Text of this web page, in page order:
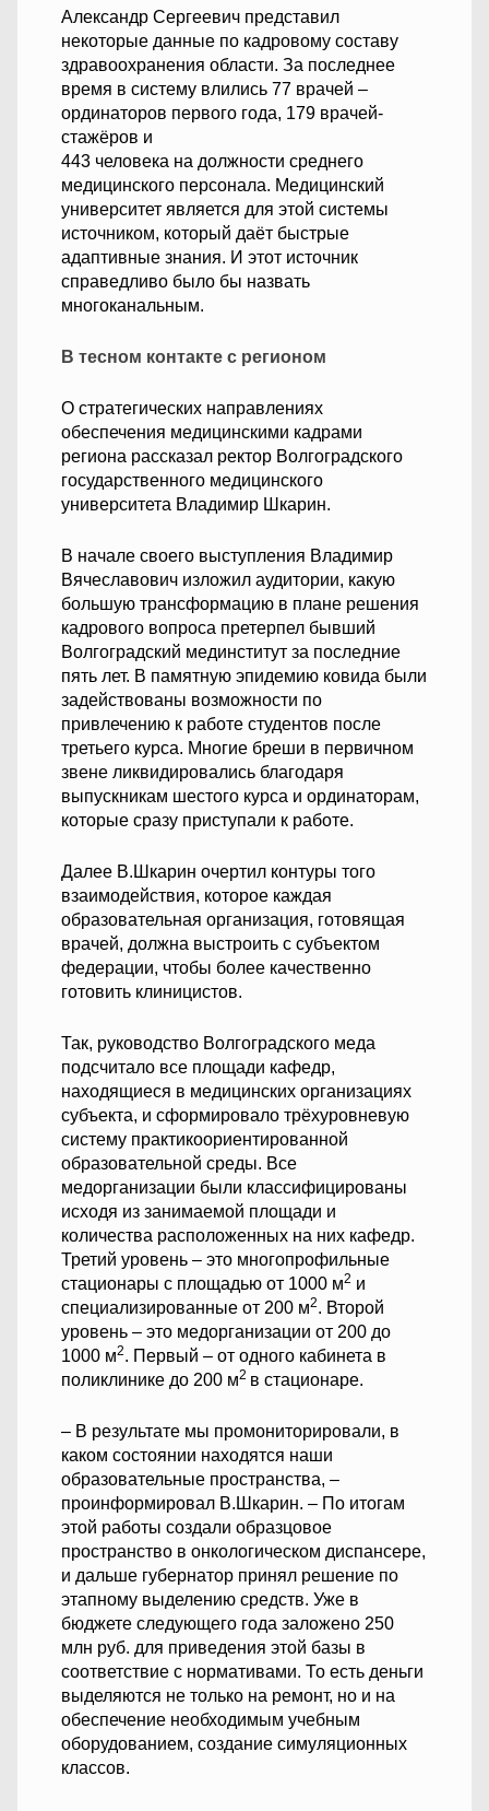
Александр Сергеевич представил
некоторые данные по кадровому составу
здравоохранения области. За последнее
время в систему влились 77 врачей –
ординаторов первого года, 179 врачей-
стажёров и
443 человека на должности среднего
медицинского персонала. Медицинский
университет является для этой системы
источником, который даёт быстрые
адаптивные знания. И этот источник
справедливо было бы назвать
многоканальным.
В тесном контакте с регионом
О стратегических направлениях
обеспечения медицинскими кадрами
региона рассказал ректор Волгоградского
государственного медицинского
университета Владимир Шкарин.
В начале своего выступления Владимир
Вячеславович изложил аудитории, какую
большую трансформацию в плане решения
кадрового вопроса претерпел бывший
Волгоградский мединститут за последние
пять лет. В памятную эпидемию ковида были
задействованы возможности по
привлечению к работе студентов после
третьего курса. Многие бреши в первичном
звене ликвидировались благодаря
выпускникам шестого курса и ординаторам,
которые сразу приступали к работе.
Далее В.Шкарин очертил контуры того
взаимодействия, которое каждая
образовательная организация, готовящая
врачей, должна выстроить с субъектом
федерации, чтобы более качественно
готовить клиницистов.
Так, руководство Волгоградского меда
подсчитало все площади кафедр,
находящиеся в медицинских организациях
субъекта, и сформировало трёхуровневую
систему практикоориентированной
образовательной среды. Все
медорганизации были классифицированы
исходя из занимаемой площади и
количества расположенных на них кафедр.
Третий уровень – это многопрофильные
стационары с площадью от 1000 м2 и
специализированные от 200 м2. Второй
уровень – это медорганизации от 200 до
1000 м2. Первый – от одного кабинета в
поликлинике до 200 м2 в стационаре.
– В результате мы промониторировали, в
каком состоянии находятся наши
образовательные пространства, –
проинформировал В.Шкарин. – По итогам
этой работы создали образцовое
пространство в онкологическом диспансере,
и дальше губернатор принял решение по
этапному выделению средств. Уже в
бюджете следующего года заложено 250
млн руб. для приведения этой базы в
соответствие с нормативами. То есть деньги
выделяются не только на ремонт, но и на
обеспечение необходимым учебным
оборудованием, создание симуляционных
классов.